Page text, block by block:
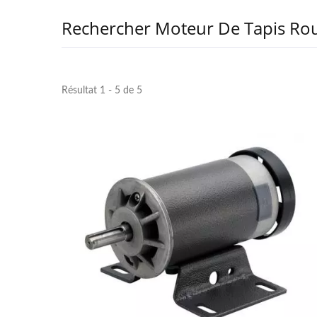
Rechercher Moteur De Tapis
Résultat 1 - 5 de 5